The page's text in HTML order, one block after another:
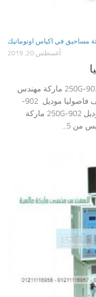
مساحيق في اكياس اوتوماتيك
أغسطس 20, 2019
مكائن تعبيه و تغليف فاصوليا موديل 902-250G ماركة مهندس
منسي مواصفات مكائن تعبيه و تغليف فاصوليا موديل 902-
250G ماركة مهندس منسي اسم الموديل 902-250G ماركة
5...